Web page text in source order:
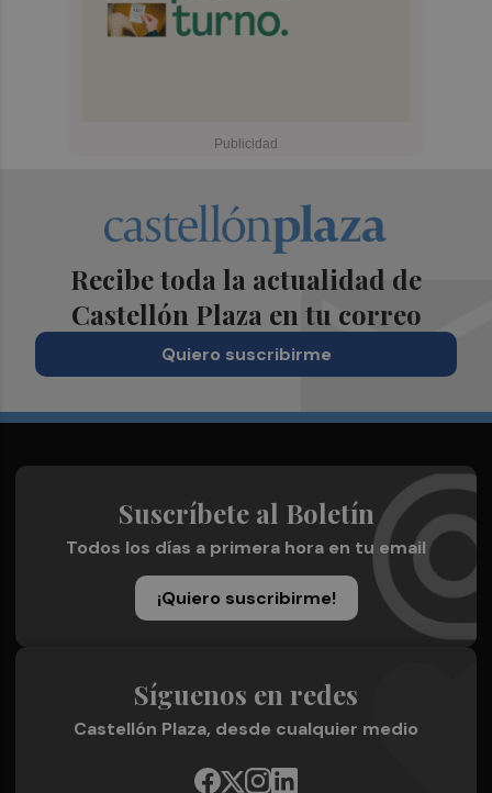
Recibe toda la actualidad de
Castellón Plaza en tu correo
Quiero suscribirme
Suscríbete al Boletín
Todos los días a primera hora en tu email
¡Quiero suscribirme!
Síguenos en redes
Castellón Plaza, desde cualquier medio